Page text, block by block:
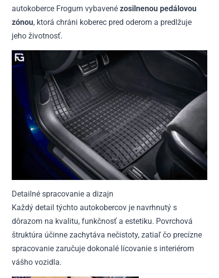
autokoberce Frogum vybavené zosilnenou pedálovou
zónou, ktorá chráni koberec pred oderom a predlžuje
jeho životnosť.
Detailné spracovanie a dizajn
Každý detail týchto autokobercov je navrhnutý s
dôrazom na kvalitu, funkčnosť a estetiku. Povrchová
štruktúra účinne zachytáva nečistoty, zatiaľ čo precízne
spracovanie zaručuje dokonalé lícovanie s interiérom
vášho vozidla.